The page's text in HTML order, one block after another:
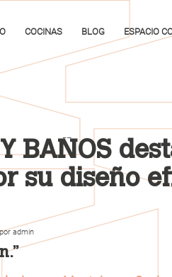
COCINAS BLOG ESPACIO
BAÑOS
su diseño
poradmin